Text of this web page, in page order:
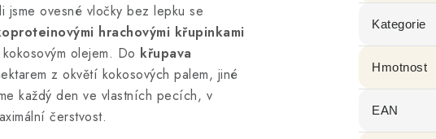
jsme ovesné vločky bez lepku se
hrachovými křupinkami
olejem. Do křupava
z okvětí kokosových palem, jiné
každý den ve vlastních pecích, v
čerstvost.
Kategorie
Hmotnost
EAN